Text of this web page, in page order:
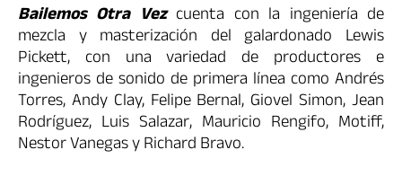
Bailemos Otra Vezcuenta con la ingeniería de
mezcla y masterización del galardonado Lewis
Pickett, con una variedad de productores e
ingenieros de sonido de primera línea como Andrés
Torres, Andy Clay, Felipe Bernal, Giovel Simon, Jean
Rodríguez, Luis Salazar, Mauricio Rengifo, Motiff,
Nestor Vanegas y Richard Bravo.